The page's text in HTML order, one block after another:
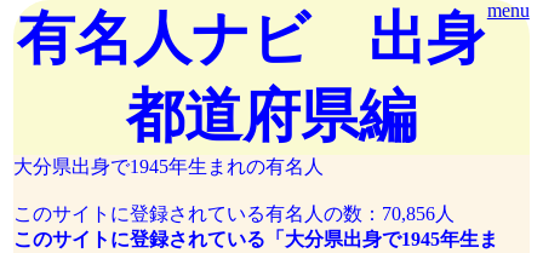
menu
有名人ナビ 出身
都道府県編
大分県出身で1945年生まれの有名人
このサイトに登録されている有名人の数：70,856人
このサイトに登録されている「大分県出身で1945年生ま